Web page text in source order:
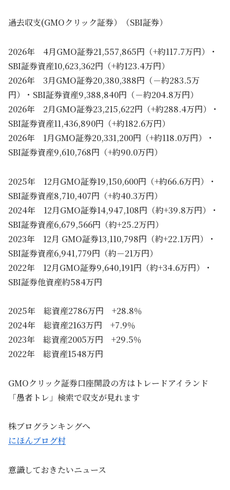
過去収支(GMOクリック証券）（SBI証券）
2026年 4月GMO証券21,557,865円（+約117.7万円）・
SBI証券資産10,623,362円（+約123.4万円）
2026年 3月GMO証券20,380,388円（－約283.5万
円）・SBI証券資産9,388,840円（－約204.8万円）
2026年 2月GMO証券23,215,622円（+約288.4万円）・
SBI証券資産11,436,890円（+約182.6万円）
2026年 1月GMO証券20,331,200円（+約118.0万円）・
SBI証券資産9,610,768円（+約90.0万円）
2025年 12月GMO証券19,150,600円（+約66.6万円）・
SBI証券資産8,710,407円（+約40.3万円）
2024年 12月GMO証券14,947,108円（約+39.8万円）・
SBI証券資産6,679,566円（約+25.2万円）
2023年 12月 GMO証券13,110,798円（約+22.1万円）・
SBI証券資産6,941,779円（約－21万円）
2022年 12月GMO証券9,640,191円（約+34.6万円）・
SBI証券他資産約584万円
2025年 総資産2786万円 +28.8％
2024年 総資産2163万円 +7.9％
2023年 総資産2005万円 +29.5％
2022年 総資産1548万円
GMOクリック証券口座開設の方はトレードアイランド
「愚者トレ」検索で収支が見れます
株ブログランキングへ
にほんブログ村
意識しておきたいニュース